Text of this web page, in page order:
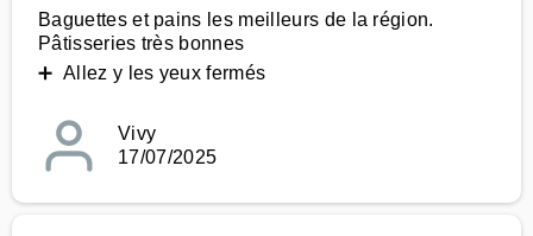
Baguettes et pains les meilleurs de la région.
Pâtisseries très bonnes
➕ Allez y les yeux fermés
Vivy
17/07/2025